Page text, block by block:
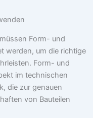
Form- und
werden, um die richtige
Form- und
im technischen
die zur genauen
von Bauteilen